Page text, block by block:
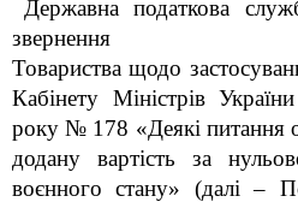
Державна податкова
звернення
Товариства щодо
Кабінету Міністрів
року № 178 «Деякі питання
додану вартість за
воєнного стану» (далі –